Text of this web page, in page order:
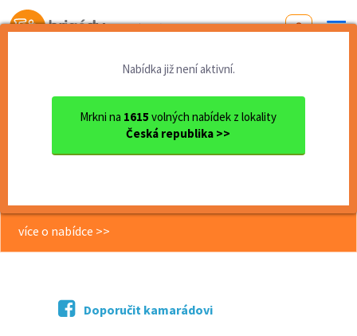
Od první brigády
Nabídka již není aktivní.
Mrkni na 1615 volných nabídek z lokality
Česká republika >>
Jihomoravský kraj okres Brno
Brigáda: Balíkový doručovat...
Brigáda: Balíkový doručovatel -
více o nabídce >>
Doporučit kamarádovi